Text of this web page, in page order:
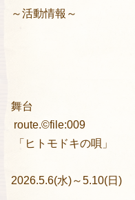
～活動情報～
舞台
route.©️file:009
「ヒトモドキの唄」
2026.5.6(水)～5.10(日)